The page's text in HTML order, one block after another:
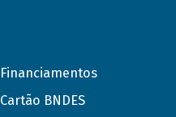
Financiamentos
Cartão BNDES